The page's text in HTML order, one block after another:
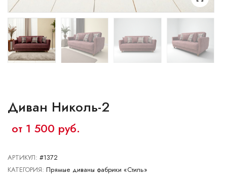
Ваш город: Брест Витебск
Гродно
Могилев
Сморгонь
Диван Николь-2
от 1 500 руб.
АРТИКУЛ: #1372
КАТЕГОРИЯ: Прямые диваны фабрики «Стиль»